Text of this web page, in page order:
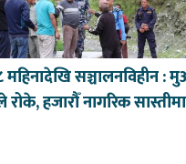
सञ्चालनविहीन :
हजारौँ नागरिक सास्तीमा